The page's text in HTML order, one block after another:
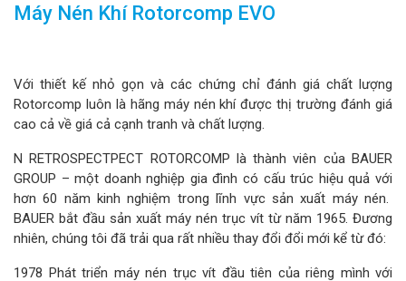
Máy Nén Khí Rotorcomp EVO
Với thiết kế nhỏ gọn và các chứng chỉ đánh giá chất lượng
Rotorcomp luôn là hãng máy nén khí được thị trường đánh giá
cao cả về giá cả cạnh tranh và chất lượng.
N RETROSPECTPECT ROTORCOMP là thành viên của BAUER
GROUP – một doanh nghiệp gia đình có cấu trúc hiệu quả với
hơn 60 năm kinh nghiệm trong lĩnh vực sản xuất máy nén.
BAUER bắt đầu sản xuất máy nén trục vít từ năm 1965. Đương
nhiên, chúng tôi đã trải qua rất nhiều thay đổi đổi mới kể từ đó:
1978 Phát triển máy nén trục vít đầu tiên của riêng mình với